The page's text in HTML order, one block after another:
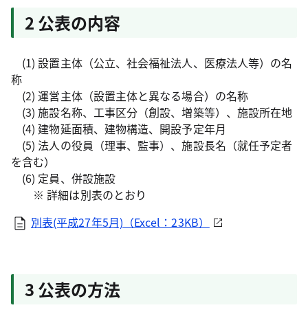
2 公表の内容
(1) 設置主体（公立、社会福祉法人、医療法人等）の名
称
(2) 運営主体（設置主体と異なる場合）の名称
(3) 施設名称、工事区分（創設、増築等）、施設所在地
(4) 建物延面積、建物構造、開設予定年月
(5) 法人の役員（理事、監事）、施設長名（就任予定者
を含む）
(6) 定員、併設施設
※ 詳細は別表のとおり
別表(平成27年5月)（Excel：23KB）
3 公表の方法